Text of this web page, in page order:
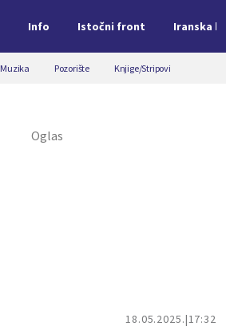
Info Istočni front Iranska
Muzika Pozorište Knjige/Stripovi
18.05.2025. 17:32